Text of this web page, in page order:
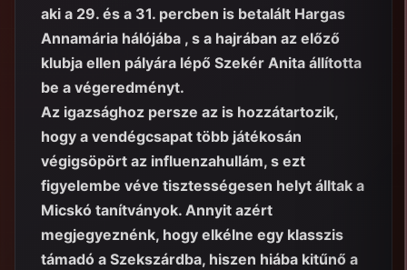
aki a 29. és a 31. percben is betalált Hargas
Annamária hálójába , s a hajrában az előző
klubja ellen pályára lépő Szekér Anita állította
be a végeredményt.
Az igazsághoz persze az is hozzátartozik,
hogy a vendégcsapat több játékosán
végigsöpört az influenzahullám, s ezt
figyelembe véve tisztességesen helyt álltak a
Micskó tanítványok. Annyit azért
megjegyeznénk, hogy elkélne egy klasszis
támadó a Szekszárdba, hiszen hiába kitűnő a